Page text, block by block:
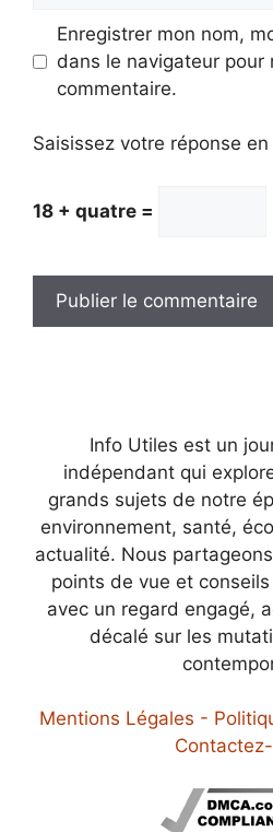
Enregistrer mon nom,
dans le navigateur pour
commentaire.
Saisissez votre réponse
18 + quatre =
Info Utiles est un
indépendant qui
grands sujets de notre
environnement, santé,
actualité. Nous
points de vue et
avec un regard engagé,
décalé sur les
Mentions Légales -